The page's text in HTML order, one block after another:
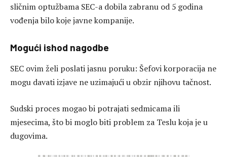
sličnim optužbama SEC-a dobila zabranu od 5 godina
vođenja bilo koje javne kompanije.
Mogući ishod nagodbe
SEC ovim želi poslati jasnu poruku: Šefovi korporacija ne
mogu davati izjave ne uzimajući u obzir njihovu tačnost.
Sudski proces mogao bi potrajati sedmicama ili
mjesecima, što bi moglo biti problem za Teslu koja je u
dugovima.